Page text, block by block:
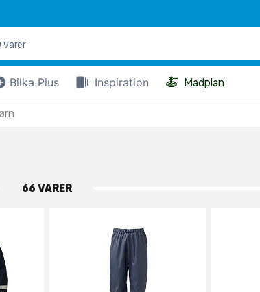
Bilka Plus Inspiration 🍝 Madplan
66 VARER